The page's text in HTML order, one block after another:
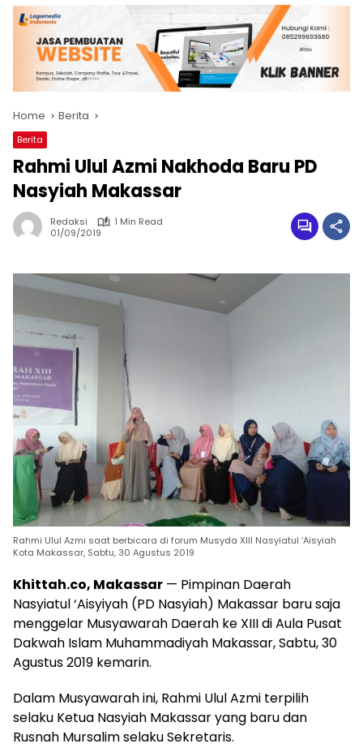
Home Berita
Berita
Rahmi Ulul Azmi Nakhoda Baru PD
Nasyiah Makassar
Redaksi
1 Min Read
01/09/2019
Rahmi Ulul Azmi saat berbicara di forum Musyda XIII Nasyiatul ‘Aisyiah
Kota Makassar, Sabtu, 30 Agustus 2019
Khittah.co, Makassar — Pimpinan Daerah
Nasyiatul ‘Aisyiyah (PD Nasyiah) Makassar baru saja
menggelar Musyawarah Daerah ke XIII di Aula Pusat
Dakwah Islam Muhammadiyah Makassar, Sabtu, 30
Agustus 2019 kemarin.
Dalam Musyawarah ini, Rahmi Ulul Azmi terpilih
selaku Ketua Nasyiah Makassar yang baru dan
Rusnah Mursalim selaku Sekretaris.